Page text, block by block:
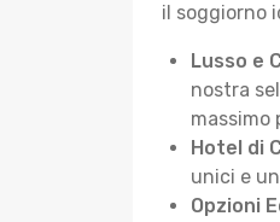
il soggiorno
Lusso e
nostra
massimo
Hotel di
unici e
Opzioni